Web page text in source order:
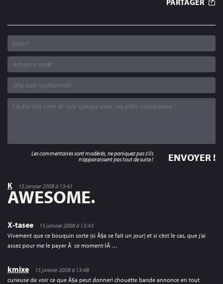
K 15 janvier 2008 à 13:41
AWESOME.
X-tasee
15 janvier 2008 à 13:43
Vivement que ce bouquin sorte (si Ã§a se fait un jour) et si c’est le cas, que j’ai
assez pour me le payer Ã ce moment-lÃ …
kmixe
15 janvier 2008 à 13:48
curieuse de voir ce que Ã§a peut donner! chouette bande annonce en tout
Les commentaires sont modérés, ne paniquez pas s'ils
n'apparaissent pas tout de suite !